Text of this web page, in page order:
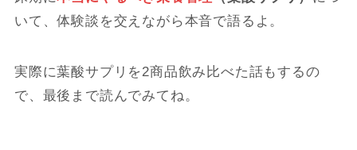
いて、体験談を交えながら本音で語るよ。
実際に葉酸サプリを2商品飲み比べた話もするの
で、最後まで読んでみてね。